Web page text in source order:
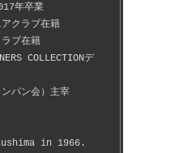
年卒業
アクラブ在籍
ラブ在籍
COLLECTIONデ
ンパン会）主宰
in 1966.